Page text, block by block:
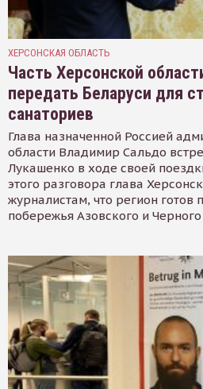
ХЕРСОНСКАЯ ОБЛАСТЬ
Часть Херсонской
передать Беларуси для
санаториев
Глава назначенной Россией
области Владимир Сальдо
Лукашенко в ходе своей
этого разговора глава
журналистам, что регион готов
побережья Азовского и